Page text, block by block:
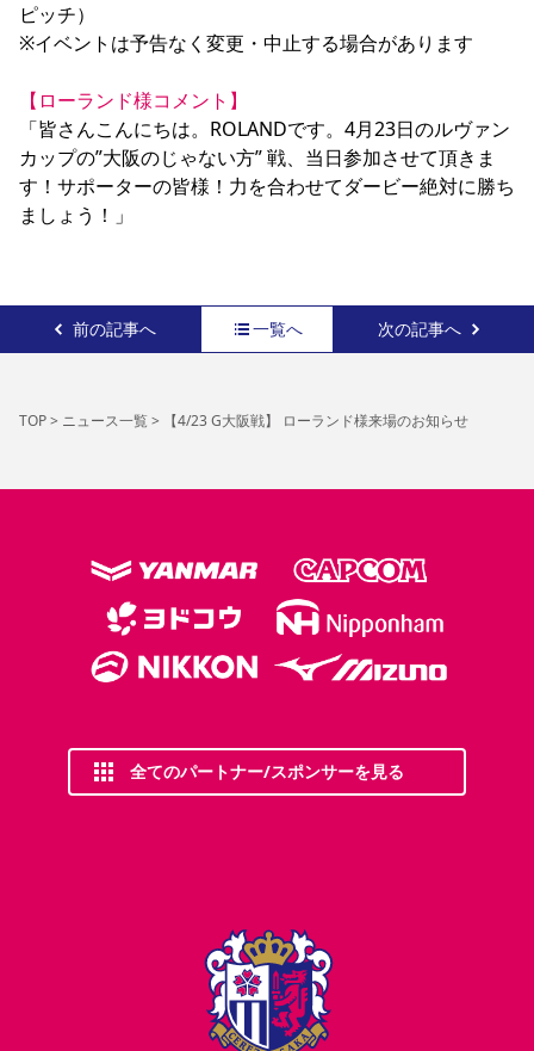
ピッチ）
※イベントは予告なく変更・中止する場合があります
【ローランド様コメント】
「皆さんこんにちは。ROLANDです。4月23日のルヴァン
カップの”大阪のじゃない方” 戦、当日参加させて頂きま
す！サポーターの皆様！力を合わせてダービー絶対に勝ち
ましょう！」
前の記事へ 一覧へ 次の記事へ
TOP> ニュース一覧> 【4/23 G大阪戦】 ローランド様来場のお知らせ
全てのパートナー/スポンサーを見る